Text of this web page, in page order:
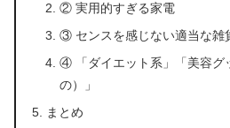
② 実用的すぎる家電
③ センスを感じない適当な雑
④ 「ダイエット系」「美容グ
の）」
まとめ